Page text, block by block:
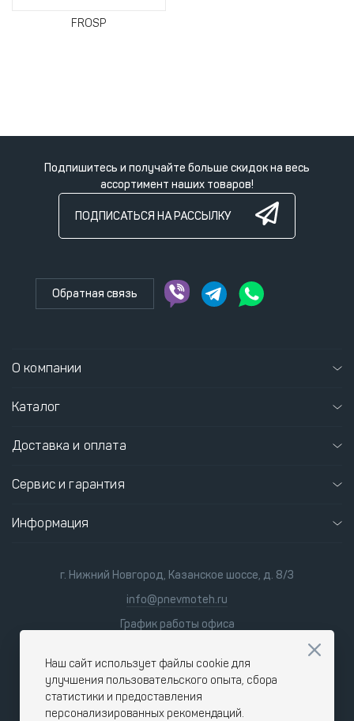
FROSP
Подпишитесь и получайте больше скидок на весь
ассортимент наших товаров!
ПОДПИСАТЬСЯ НА РАССЫЛКУ
Обратная связь
О компании
Каталог
Доставка и оплата
Сервис и гарантия
Информация
г. Нижний Новгород, Казанское шоссе, д. 8/3
info@pnevmoteh.ru
График работы офиса
сб-вс 9:00 - 18:00
Наш сайт использует файлы cookie для
улучшения пользовательского опыта, сбора
статистики и предоставления
персонализированных рекомендаций.